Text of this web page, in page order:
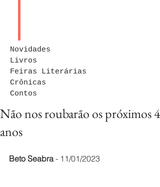
Novidades
Livros
Feiras Literárias
Crônicas
Contos
Não nos roubarão os próximos 4
anos
Beto Seabra - 11/01/2023